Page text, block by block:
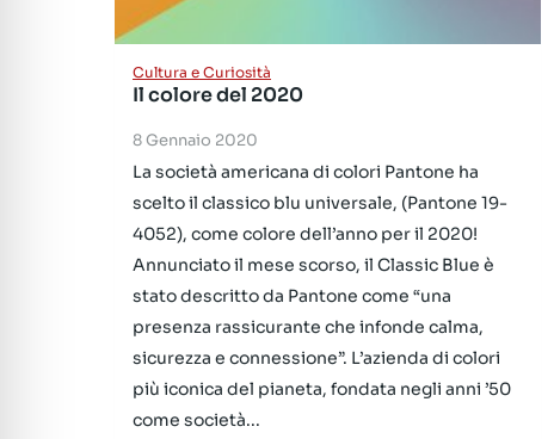
Cultura e Curiosità
Il colore del 2020
8 Gennaio 2020
La società americana di colori Pantone ha
scelto il classico blu universale, (Pantone 19-
4052), come colore dell’anno per il 2020!
Annunciato il mese scorso, il Classic Blue è
stato descritto da Pantone come “una
presenza rassicurante che infonde calma,
sicurezza e connessione”. L’azienda di colori
più iconica del pianeta, fondata negli anni ’50
come società...